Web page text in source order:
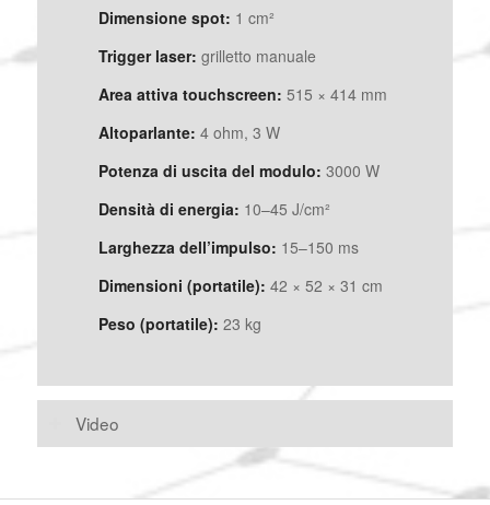
Dimensione spot: 1 cm²
Trigger laser: grilletto manuale
Area attiva touchscreen: 515 × 414 mm
Altoparlante: 4 ohm, 3 W
Potenza di uscita del modulo: 3000 W
Densità di energia: 10–45 J/cm²
Larghezza dell’impulso: 15–150 ms
Dimensioni (portatile): 42 × 52 × 31 cm
Peso (portatile): 23 kg
Video